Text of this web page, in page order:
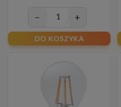
− +
DO KOSZYKA